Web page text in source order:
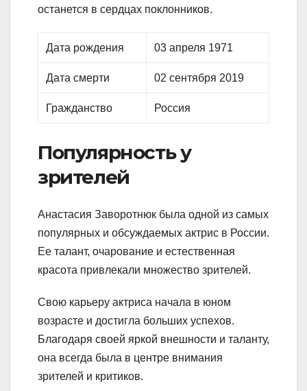
останется в сердцах поклонников.
Дата рождения 03 апреля 1971
Дата смерти 02 сентября 2019
Гражданство Россия
Популярность у
зрителей
Анастасия Заворотнюк была одной из самых
популярных и обсуждаемых актрис в России.
Ее талант, очарование и естественная
красота привлекали множество зрителей.
Свою карьеру актриса начала в юном
возрасте и достигла больших успехов.
Благодаря своей яркой внешности и таланту,
она всегда была в центре внимания
зрителей и критиков.